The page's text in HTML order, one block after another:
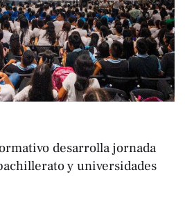
desarrolla jornada
y universidades